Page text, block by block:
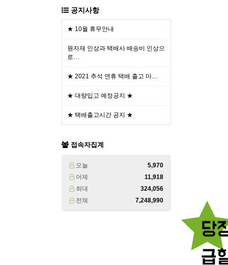
공지사항
★ 10월 휴무안내
원자재 인상과 택배사 배송비 인상으
로…
★ 2021 추석 연휴 택배 출고 마…
★ 대량입고 예정공지 ★
★ 택배출고시간 공지 ★
접속자집계
오늘
5,970
어제
11,918
최대
324,056
전체
7,248,990